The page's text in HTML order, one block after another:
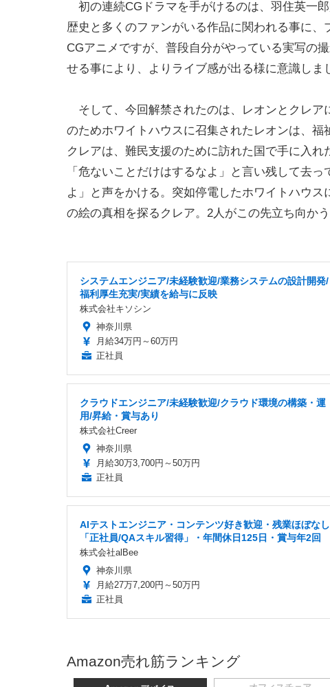
初の連続CGドラマを手がけるのは、羽住英一
歴史と多くのファンがいる作品に関われる事に
CGアニメですが、普段自分がやっている実写の
せる事により、よりライブ感が出る様に意識しま
そして、今回解禁されたのは、レオンとクレア
のためホワイトハウスに召集されたレオンは、福
クレアは、難民支援のために訪れた国で手に入れ
「危ないことだけはするなよ」と言い残して去
よ」と声をかける。突如停電したホワイトハウ
の絵の真相を探るクレア。2人がこの先立ち向か
システムエンジニア/未経験歓迎/業務システムの設計開発/
福利厚生充実/実績を給与に反映
株式会社キソシン
神奈川県
月給34万円～60万円
正社員
クラウドエンジニア/未経験歓迎/クラウド環境の構築・運
用/昇給・賞与あり
株式会社Creer
神奈川県
月給30万3,700円～50万円
正社員
AIテストエンジニア・コンテンツ好き歓迎・残業ほぼなし
「正社員/QAスキル習得」・年間休日125日・賞与年2回
株式会社alBee
神奈川県
月給27万7,200円～50万円
正社員
Amazon売れ筋ランキング